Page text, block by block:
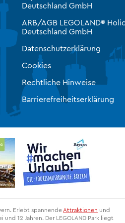
Deutschland GmbH
ARB/AGB LEGOLAND®
Deutschland GmbH
Datenschutzerklärung
Cookies
Rechtliche Hinweise
Barrierefreiheitserklärung
Erlebt spannendeAttraktionen und
12 Jahren. Der LEGOLAND Park liegt